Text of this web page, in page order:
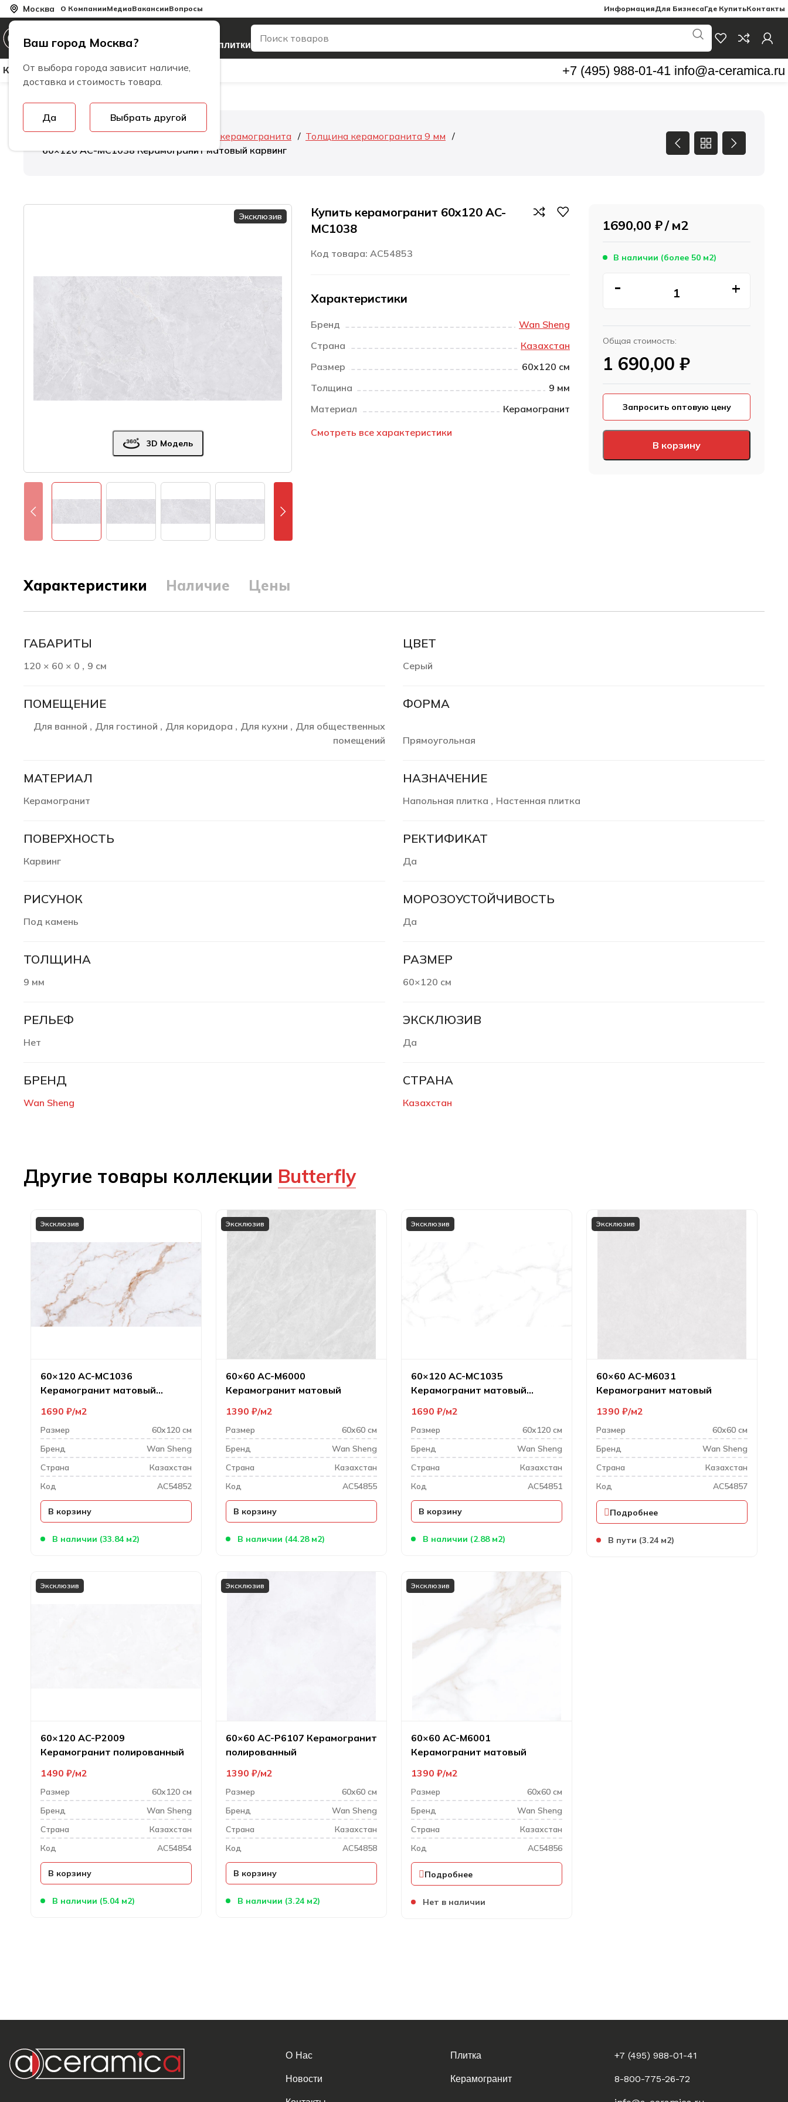
Москва
Ваш город Москва?
От выбора города зависит наличие,
доставка и стоимость товара.
Да Выбрать другой
О КомпанииМедиаВакансииВопросы ИнформацияДля БизнесаГде КупитьКонтакты
керамогранита и плитки
Керамическая ПлиткаКерамогранитБренды +7 (495) 988-01-41 info@a-ceramica.ru
Толщина керамогранита
Толщина керамогранита 9 мм
60×120 AC-MС1038 Керамогранит матовый карвинг
3D Модель
Эксклюзив
Купить керамогранит 60x120 AC-
MС1038
Код товара: AC54853
Характеристики
Бренд
Wan Sheng
Страна
Казахстан
Размер
60x120 см
Толщина
9 мм
Материал
Керамогранит
Смотреть все характеристики
1690,00 ₽ м2
В наличии (более 50 м2)
В корзину
Общая стоимость:
1 690,00 ₽
Запросить оптовую цену
Характеристики Наличие Цены
ГАБАРИТЫ
120 × 60 × 0 , 9 см
ЦВЕТ
Серый
ПОМЕЩЕНИЕ
Для ванной , Для гостиной , Для коридора , Для кухни , Для общественных
помещений
ФОРМА
Прямоугольная
МАТЕРИАЛ
Керамогранит
НАЗНАЧЕНИЕ
Напольная плитка , Настенная плитка
ПОВЕРХНОСТЬ
Карвинг
РЕКТИФИКАТ
Да
РИСУНОК
Под камень
МОРОЗОУСТОЙЧИВОСТЬ
Да
ТОЛЩИНА
9 мм
РАЗМЕР
60×120 см
РЕЛЬЕФ
Нет
ЭКСКЛЮЗИВ
Да
БРЕНД
Wan Sheng
СТРАНА
Казахстан
Другие товары коллекции Butterfly
Эксклюзив
60×120 AC-MС1036
Керамогранит матовый
В наличии (33.84 м2)
1690 ₽ м2
Размер
60x120 см
Бренд
Wan Sheng
Cтрана
Казахстан
Код
AC54852
В корзину
Эксклюзив
60×60 AC-M6000
Керамогранит матовый
В наличии (44.28 м2)
1390 ₽ м2
Размер
60x60 см
Бренд
Wan Sheng
Cтрана
Казахстан
Код
AC54855
В корзину
Эксклюзив
60×120 AC-MС1035
Керамогранит матовый
В наличии (2.88 м2)
1690 ₽ м2
Размер
60x120 см
Бренд
Wan Sheng
Cтрана
Казахстан
Код
AC54851
В корзину
Эксклюзив
60×60 AC-M6031
Керамогранит матовый
В пути (3.24 м2)
1390 ₽ м2
Размер
60x60 см
Бренд
Wan Sheng
Cтрана
Казахстан
Код
AC54857
Подробнее
Эксклюзив
60×120 AC-P2009
Керамогранит полированный
В наличии (5.04 м2)
1490 ₽ м2
Размер
60x120 см
Бренд
Wan Sheng
Cтрана
Казахстан
Код
AC54854
В корзину
Эксклюзив
60×60 AC-P6107 Керамогранит
полированный
В наличии (3.24 м2)
1390 ₽ м2
Размер
60x60 см
Бренд
Wan Sheng
Cтрана
Казахстан
Код
AC54858
В корзину
Эксклюзив
60×60 AC-M6001
Керамогранит матовый
Нет в наличии
1390 ₽ м2
Размер
60x60 см
Бренд
Wan Sheng
Cтрана
Казахстан
Код
AC54856
Подробнее
О Нас
Новости
Плитка
Керамогранит
+7 (495) 988-01-41
8-800-775-26-72